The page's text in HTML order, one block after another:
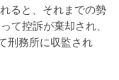
ると、それまでの勢
て控訴が棄却され、
刑務所に収監され